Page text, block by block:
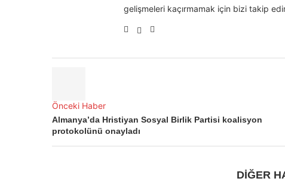
gelişmeleri kaçırmamak için bizi takip
Önceki Haber
Almanya’da Hristiyan Sosyal Birlik Partisi koalisyon
protokolünü onayladı
DİĞER